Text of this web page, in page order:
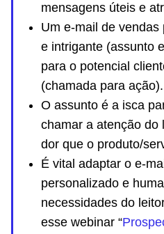
mensagens úteis e
Um e-mail de
e intrigante (assunto
para o potencial
(chamada para ação).
O assunto é a isca
chamar a atenção do
dor que o produto/
É vital adaptar o e-
personalizado e
necessidades do
esse webinar “